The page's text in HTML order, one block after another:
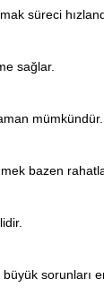
süreci
sağlar.
mümkündür.
bazen
sorunları